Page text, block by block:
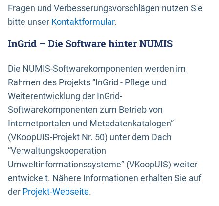
Fragen und Verbesserungsvorschlägen nutzen Sie
bitte unser Kontaktformular.
InGrid – Die Software hinter NUMIS
Die NUMIS-Softwarekomponenten werden im
Rahmen des Projekts “InGrid - Pflege und
Weiterentwicklung der InGrid-
Softwarekomponenten zum Betrieb von
Internetportalen und Metadatenkatalogen”
(VKoopUIS-Projekt Nr. 50) unter dem Dach
“Verwaltungskooperation
Umweltinformationssysteme” (VKoopUIS) weiter
entwickelt. Nähere Informationen erhalten Sie auf
der Projekt-Webseite.